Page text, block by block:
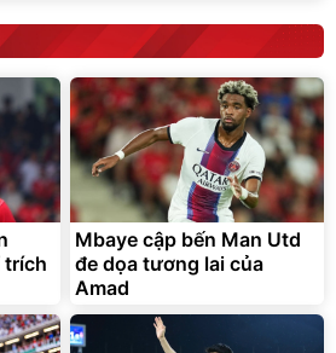
trích
Mbaye cập bến Man Utd
đe dọa tương lai của
Amad